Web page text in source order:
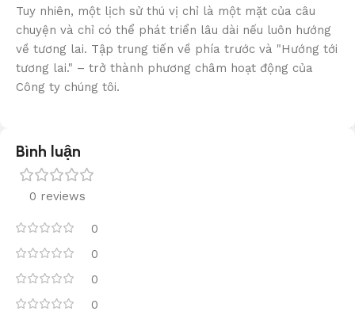
Tuy nhiên, một lịch sử thú vị chỉ là một mặt của câu
chuyện và chỉ có thể phát triển lâu dài nếu luôn hướng
về tương lai. Tập trung tiến về phía trước và "Hướng tới
tương lai." – trở thành phương châm hoạt động của
Công ty chúng tôi.
Bình luận
0 reviews
0
0
0
0